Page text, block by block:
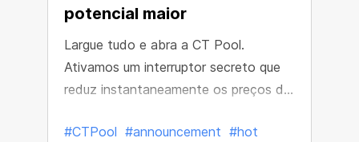
potencial maior
Largue tudo e abra a CT Pool.
Ativamos um interruptor secreto que
reduz instantaneamente os preços do
#CTPool #announcement #hot